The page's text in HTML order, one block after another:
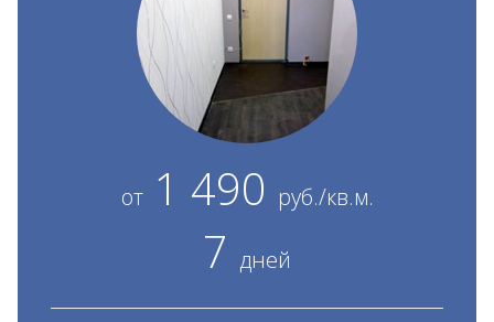
от1 490 руб./кв.м.
7 дней